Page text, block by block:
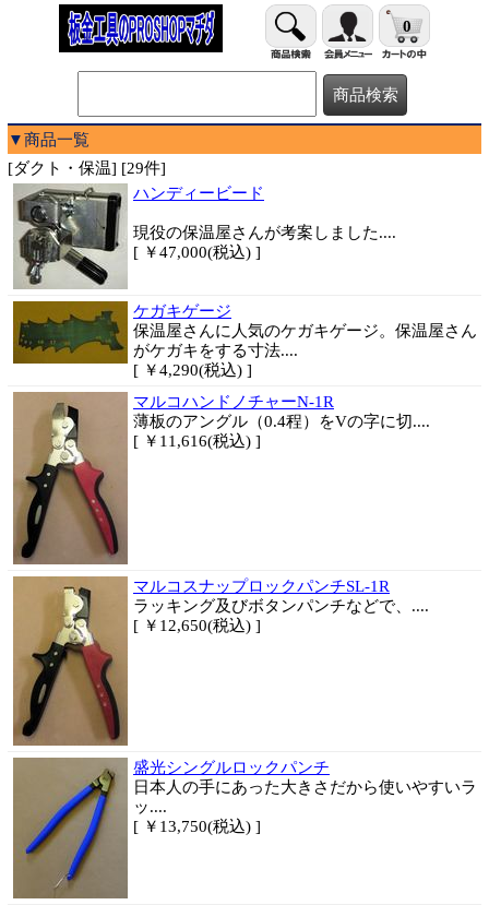
0
▼商品一覧
[ダクト・保温] [29件]
ハンディービード
現役の保温屋さんが考案しました....
[ ￥47,000(税込) ]
ケガキゲージ
保温屋さんに人気のケガキゲージ。保温屋さん
がケガキをする寸法....
[ ￥4,290(税込) ]
マルコハンドノチャーN-1R
薄板のアングル（0.4程）をVの字に切....
[ ￥11,616(税込) ]
マルコスナップロックパンチSL-1R
ラッキング及びボタンパンチなどで、....
[ ￥12,650(税込) ]
盛光シングルロックパンチ
日本人の手にあった大きさだから使いやすいラ
ッ....
[ ￥13,750(税込) ]